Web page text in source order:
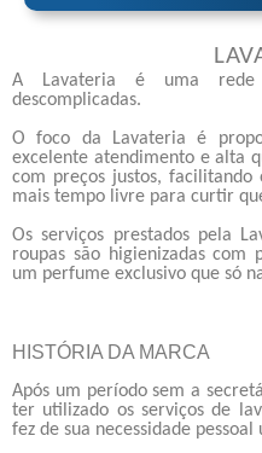
A Lavateria é uma rede
descomplicadas.
O foco da Lavateria é
excelente atendimento e alta
com preços justos,
mais tempo livre para curtir
Os serviços prestados pela
roupas são higienizadas com
um perfume exclusivo que só
HISTÓRIA DA MARCA
Após um período sem a
ter utilizado os serviços de
fez de sua necessidade